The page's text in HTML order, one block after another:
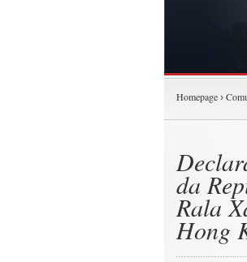
Homepage ›
da
Rala
Hong